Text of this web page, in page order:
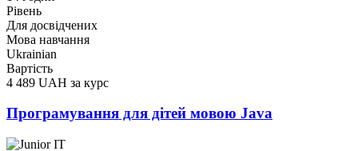
Рівень
Для досвідчених
Мова навчання
Ukrainian
Вартість
4 489 UAH за курс
Програмування для дітей мовою Java